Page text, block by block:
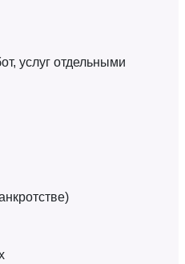
услуг отдельными